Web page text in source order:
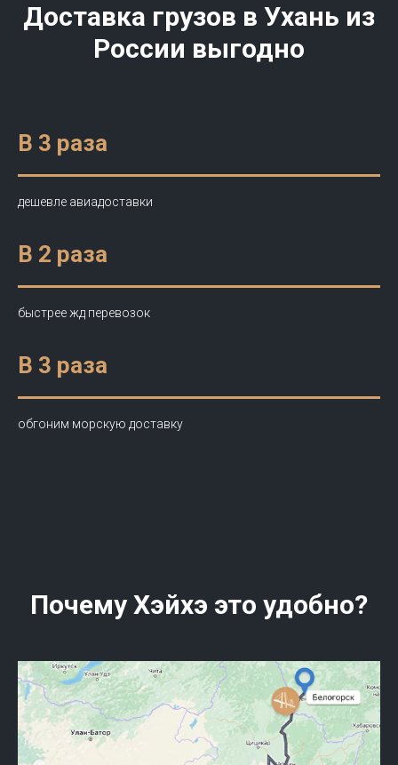
Доставка грузов в Ухань из
России выгодно
В 3 раза
дешевле авиадоставки
В 2 раза
быстрее жд перевозок
В 3 раза
обгоним морскую доставку
Почему Хэйхэ это удобно?